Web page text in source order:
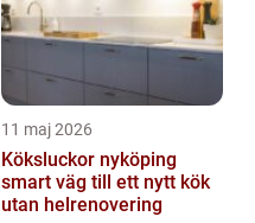
11 maj 2026
Köksluckor nyköping
smart väg till ett nytt kök
utan helrenovering